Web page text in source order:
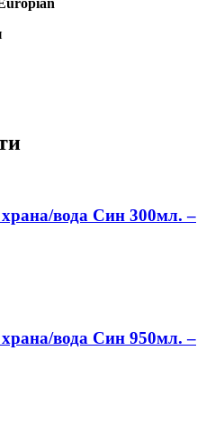
вода Син 300мл. –
вода Син 950мл. –